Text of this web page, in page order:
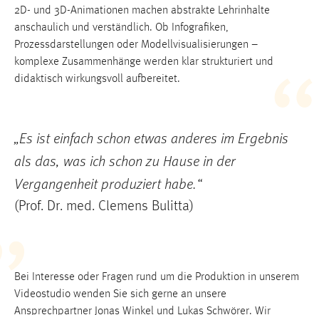
2D- und 3D-Animationen machen abstrakte Lehrinhalte
anschaulich und verständlich. Ob Infografiken,
Prozessdarstellungen oder Modellvisualisierungen –
komplexe Zusammenhänge werden klar strukturiert und
didaktisch wirkungsvoll aufbereitet.
„Es ist einfach schon etwas anderes im Ergebnis
als das, was ich schon zu Hause in der
Vergangenheit produziert habe.“
(Prof. Dr. med. Clemens Bulitta)
Bei Interesse oder Fragen rund um die Produktion in unserem
Videostudio wenden Sie sich gerne an unsere
Ansprechpartner Jonas Winkel und Lukas Schwörer. Wir